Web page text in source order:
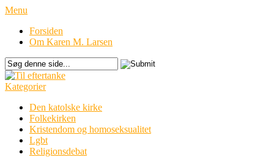
Menu
Forsiden
Om Karen M. Larsen
Kategorier
Den katolske kirke
Folkekirken
Kristendom og homoseksualitet
Lgbt
Religionsdebat